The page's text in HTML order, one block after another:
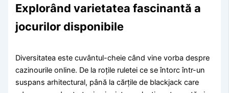
Explorând varietatea fascinantă a
jocurilor disponibile
Diversitatea este cuvântul-cheie când vine vorba despre
cazinourile online. De la roțile ruletei ce se întorc într-un
suspans arhitectural, până la cărțile de blackjack care